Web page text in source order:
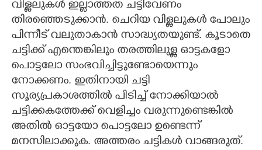
വിള്ളലുകൾ ഇല്ലാത്തത ചട്ടിവേണം
തിരഞ്ഞെടുക്കാൻ. ചെറിയ വിള്ളലുകൾ പോലും
പിന്നീട് വലുതാകാൻ സാദ്ധ്യതയുണ്ട്. കൂടാതെ
ചട്ടിക്ക് എന്തെങ്കിലും തരത്തിലുള്ള ഓട്ടകളോ
പൊട്ടലോ സംഭവിച്ചിട്ടുണ്ടോയെന്നും
നോക്കണം. ഇതിനായി ചട്ടി
സൂര്യപ്രകാശത്തിൽ പിടിച്ച് നോക്കിയാൽ
ചട്ടിക്കകത്തേക്ക് വെളിച്ചം വരുന്നുണ്ടെങ്കിൽ
അതിൽ ഓട്ടയോ പൊട്ടലോ ഉണ്ടെന്ന്
മനസിലാക്കുക. അത്തരം ചട്ടികൾ വാങ്ങരുത്.